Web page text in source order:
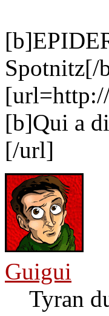
Spotnitz[/
[b]Qui a
[/url]
Guigui
Tyran